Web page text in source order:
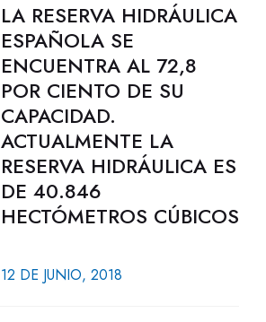
LA RESERVA HIDRÁULICA
ESPAÑOLA SE
ENCUENTRA AL 72,8
POR CIENTO DE SU
CAPACIDAD.
ACTUALMENTE LA
RESERVA HIDRÁULICA ES
DE 40.846
HECTÓMETROS CÚBICOS
12 DE JUNIO, 2018